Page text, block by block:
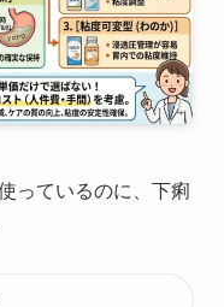
っているのに、下痢